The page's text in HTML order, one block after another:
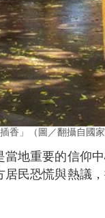
」（圖／翻攝自國家
地重要的信仰
民恐慌與熱議，